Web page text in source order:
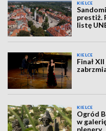
KIELCE
prestiż.
listę
KIELCE
Finał
KIELCE
Ogród
w
plenery